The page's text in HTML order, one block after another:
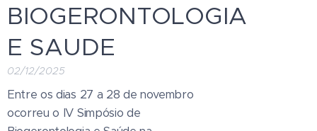
BIOGERONTOLOGIA
E SAUDE
02/12/2025
Entre os dias 27 a 28 de novembro
ocorreu o IV Simpósio de